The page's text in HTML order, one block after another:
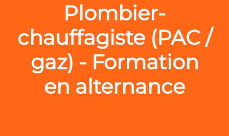
Plombier-
chauffagiste (PAC /
gaz) - Formation
en alternance